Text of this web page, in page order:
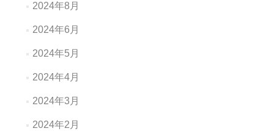
2024年8月
2024年6月
2024年5月
2024年4月
2024年3月
2024年2月